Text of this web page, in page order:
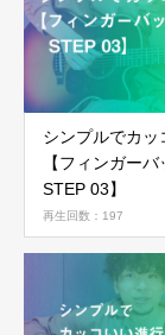
シンプルでカッ
【フィンガーバ
STEP 03】
再生回数：197